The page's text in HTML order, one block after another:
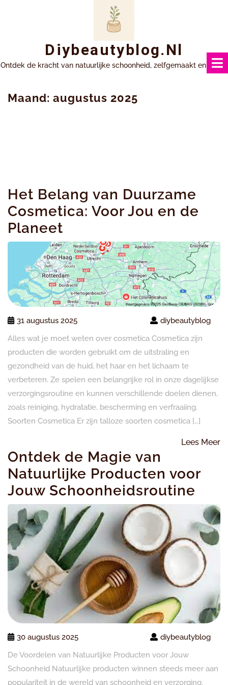
Diybeautyblog.nl
Ontdek de kracht van natuurlijke schoonheid, zelfgemaakt en uniek.
Maand: augustus 2025
Het Belang van Duurzame
Cosmetica: Voor Jou en de
Planeet
31 augustus 2025
diybeautyblog
Alles wat je moet weten over cosmetica Cosmetica zijn
producten die worden gebruikt om de uitstraling en
gezondheid van de huid, het haar en het lichaam te
verbeteren. Ze spelen een belangrijke rol in onze dagelijkse
verzorgingsroutine en kunnen verschillende doelen dienen,
zoals reiniging, hydratatie, bescherming en verfraaiing.
Soorten Cosmetica Er zijn talloze soorten cosmetica […]
Lees Meer
Ontdek de Magie van
Natuurlijke Producten voor
Jouw Schoonheidsroutine
30 augustus 2025
diybeautyblog
De Voordelen van Natuurlijke Producten voor Jouw
Schoonheid Natuurlijke producten winnen steeds meer aan
populariteit in de wereld van schoonheid en verzorging.